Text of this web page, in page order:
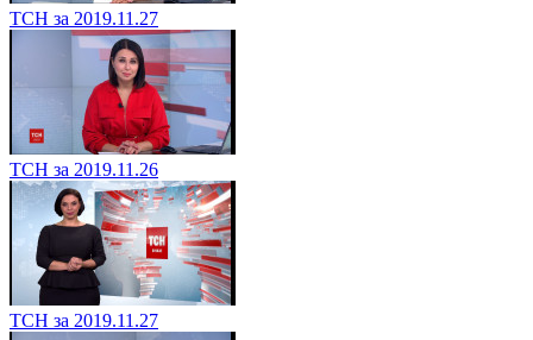
ТСН за 2019.11.27
ТСН за 2019.11.26
ТСН за 2019.11.27